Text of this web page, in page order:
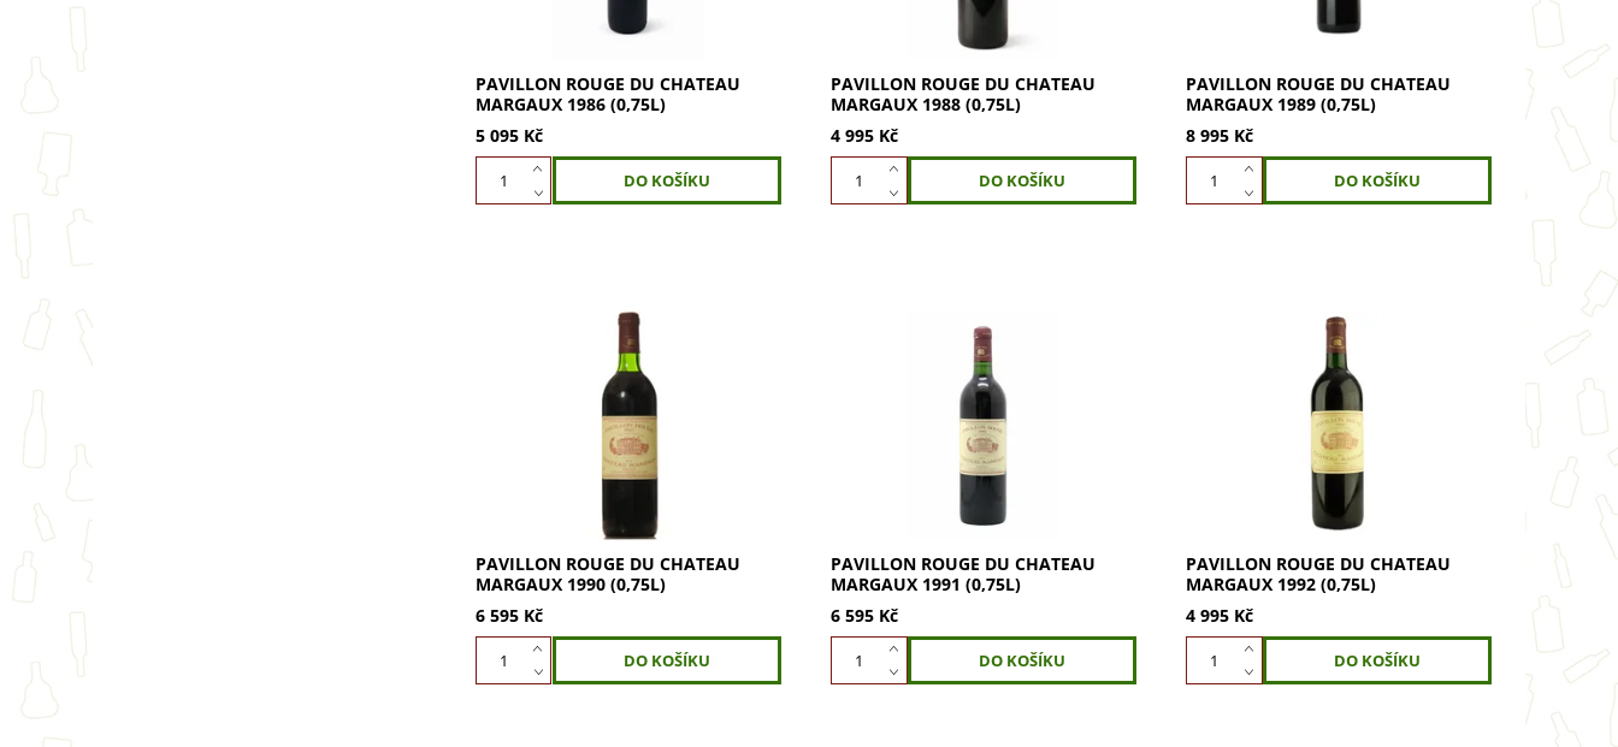
PAVILLON ROUGE DU CHATEAU
MARGAUX 1986 (0,75L)
5 095 Kč
PAVILLON ROUGE DU CHATEAU
MARGAUX 1988 (0,75L)
4 995 Kč
PAVILLON ROUGE DU CHATEAU
MARGAUX 1989 (0,75L)
8 995 Kč
Pavillon Rouge du Chateau Margaux
1990 (0,75l) - legendární Bordeaux.
Objevte komplexní chutě, hedvábnou
texturu a nekonečný závěr. Vzácná...
PAVILLON ROUGE DU CHATEAU
MARGAUX 1990 (0,75L)
6 595 Kč
Pavillon Rouge du Chateau Margaux
1991 (0,75l) – mistrovské dílo s
komplexní vůní, sametovou chutí a
dlouhým závěrem. Dopřejte si
PAVILLON ROUGE DU CHATEAU
MARGAUX 1991 (0,75L)
6 595 Kč
Pavillon Rouge du Chateau Margaux
1992 (0,75l) – sametová elegance s
tóny rybízu a cedru. Vychutnejte si
tekutý odkaz slavného vinařství.
PAVILLON ROUGE DU CHATEAU
MARGAUX 1992 (0,75L)
4 995 Kč